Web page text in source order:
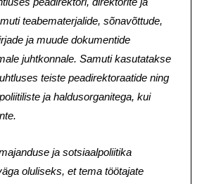
teabematerjalide, sõnavõttude,
ja muude dokumentide
juhtkonnale. Samuti kasutatakse
teiste peadirektoraatide ning
ja haldusorganitega, kui
ja sotsiaalpoliitika
oluliseks, et tema töötajate